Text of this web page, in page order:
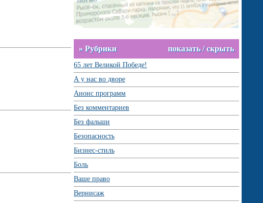
» Рубрики показать / скрыть
65 лет Великой Победе!
А у нас во дворе
Анонс программ
Без комментариев
Без фальши
Безопасность
Бизнес-стиль
Боль
Ваше право
Вернисаж